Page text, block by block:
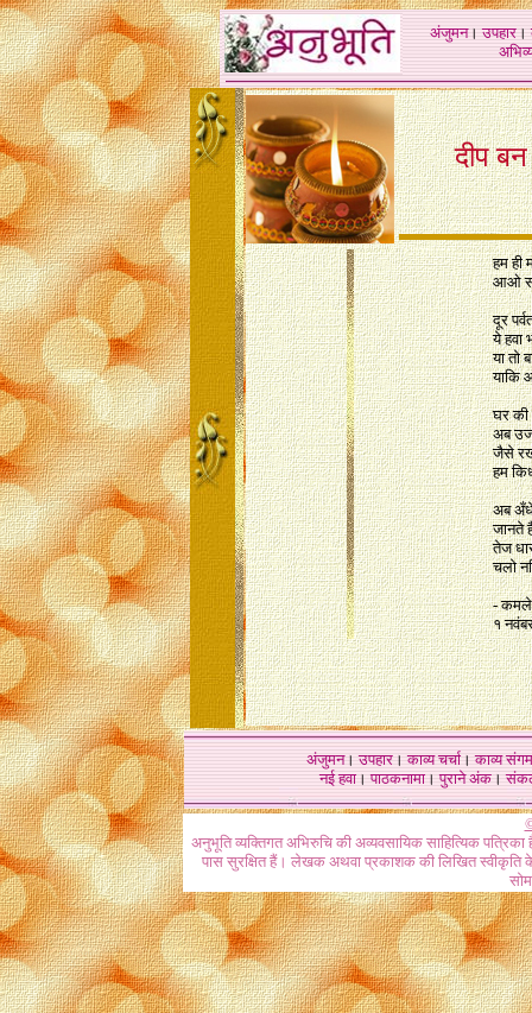
अंजुमन।उपहार।
दीप बन
हम ही
आओ
दूर
ये हवा
या तो
याकि
घर की
अब
जैसे
हम
अब
जानते
तेज
चलो
-
१
अंजुमन।उपहार।काव्य चर्चा।काव्य संगम
नई हवा। पाठकनामा। पुराने अंक।
अनुभूति व्यक्तिगत अभिरुचि की अव्यवसायिक साहित्यिक
पास सुरक्षित हैं। लेखक अथवा प्रकाशक की लिखित स्वीकृति